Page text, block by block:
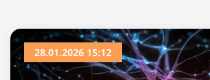
28.01.2026 15:12